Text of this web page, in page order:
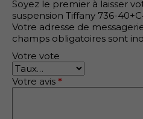
Soyez le premier à laisser
suspension Tiffany 736-
Votre adresse de
champs obligatoires sont
Votre vote
Votre avis *